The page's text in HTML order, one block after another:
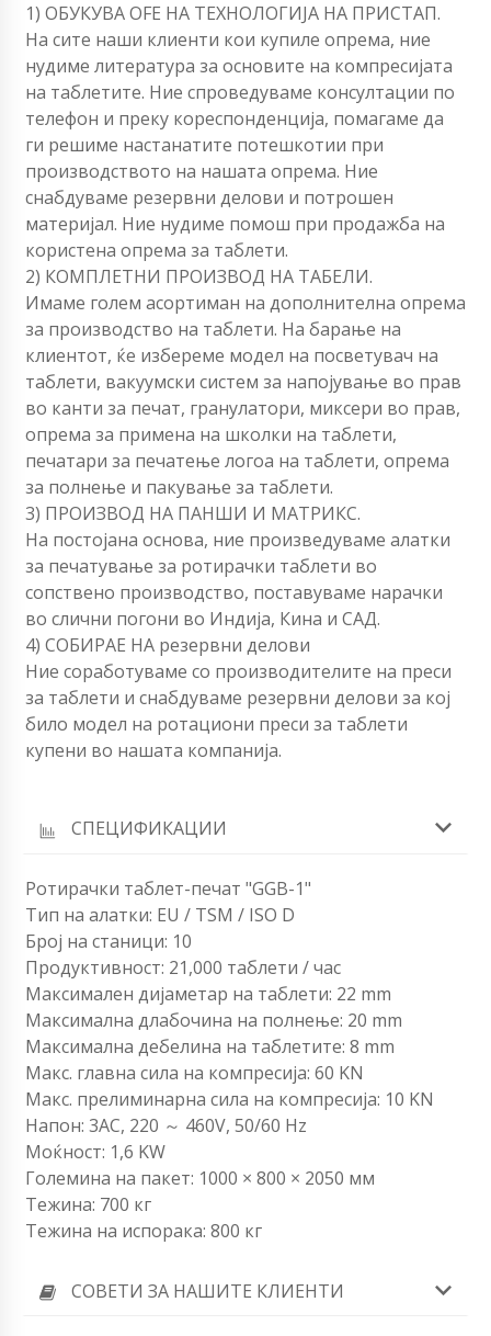
1) ОБУКУВА OFЕ НА ТЕХНОЛОГИЈА НА ПРИСТАП.
На сите наши клиенти кои купиле опрема, ние
нудиме литература за основите на компресијата
на таблетите. Ние спроведуваме консултации по
телефон и преку кореспонденција, помагаме да
ги решиме настанатите потешкотии при
производството на нашата опрема. Ние
снабдуваме резервни делови и потрошен
материјал. Ние нудиме помош при продажба на
користена опрема за таблети.
2) КОМПЛЕТНИ ПРОИЗВОД НА ТАБЕЛИ.
Имаме голем асортиман на дополнителна опрема
за производство на таблети. На барање на
клиентот, ќе избереме модел на посветувач на
таблети, вакуумски систем за напојување во прав
во канти за печат, гранулатори, миксери во прав,
опрема за примена на школки на таблети,
печатари за печатење логоа на таблети, опрема
за полнење и пакување за таблети.
3) ПРОИЗВОД НА ПАНШИ И МАТРИКС.
На постојана основа, ние произведуваме алатки
за печатување за ротирачки таблети во
сопствено производство, поставуваме нарачки
во слични погони во Индија, Кина и САД.
4) СОБИРАЕ НА резервни делови
Ние соработуваме со производителите на преси
за таблети и снабдуваме резервни делови за кој
било модел на ротациони преси за таблети
купени во нашата компанија.
СПЕЦИФИКАЦИИ
Ротирачки таблет-печат "GGB-1"
Тип на алатки: EU / TSM / ISO D
Број на станици: 10
Продуктивност: 21,000 таблети / час
Максимален дијаметар на таблети: 22 mm
Максимална длабочина на полнење: 20 mm
Максимална дебелина на таблетите: 8 mm
Макс. главна сила на компресија: 60 ​​KN
Макс. прелиминарна сила на компресија: 10 KN
Напон: 3AC, 220 ～ 460V, 50/60 Hz
Моќност: 1,6 KW
Големина на пакет: 1000 × 800 × 2050 мм
Тежина: 700 кг
Тежина на испорака: 800 кг
СОВЕТИ ЗА НАШИТЕ КЛИЕНТИ